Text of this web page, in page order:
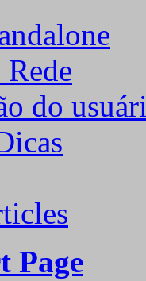
do
Page